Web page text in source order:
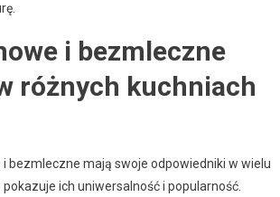
i bezmleczne
różnych kuchniach
bezmleczne mają swoje odpowiedniki w wielu
pokazuje ich uniwersalność i popularność.